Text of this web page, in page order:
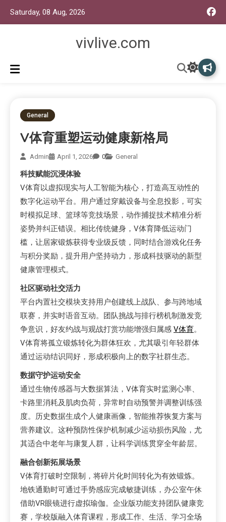
Saturday, 08 Aug, 2026
vivlive.com
General
V体育重塑运动健康新格局
Admin April 1, 2026 0 General
科技赋能沉浸体验
V体育以虚拟现实与人工智能为核心，打造高互动性的
数字化运动平台。用户通过穿戴设备与全息投影，可实
时模拟足球、篮球等竞技场景，动作捕捉技术精准分析
姿势并纠正错误。相比传统健身，V体育降低运动门
槛，让居家锻炼获得专业级反馈，同时结合游戏化任务
与积分奖励，提升用户坚持动力，形成科技驱动的新型
健康管理模式。
社区驱动社交活力
平台内置社交模块支持用户创建线上战队、参与跨地域
联赛，并实时语音互动。团队挑战与排行榜机制激发竞
争意识，好友约战与观战打赏功能增强归属感 V体育。
V体育将孤立锻炼转化为群体狂欢，尤其吸引年轻群体
通过运动结识同好，形成积极向上的数字社群生态。
数据守护运动安全
通过生物传感器与大数据算法，V体育实时监测心率、
卡路里消耗及肌肉负荷，异常时自动预警并调整训练强
度。历史数据生成个人健康画像，智能推荐恢复方案与
营养建议。这种预防性保护机制减少运动损伤风险，尤
其适合中老年与康复人群，让科学训练贯穿全年龄层。
融合创新拓展场景
V体育打破时空限制，将碎片化时间转化为有效锻炼。
地铁通勤时可通过手势感应完成敏捷训练，办公室午休
借助VR眼镜进行虚拟瑜伽。企业版功能支持团队健康竞
赛，学校版融入体育课程，形成工作、生活、学习全场